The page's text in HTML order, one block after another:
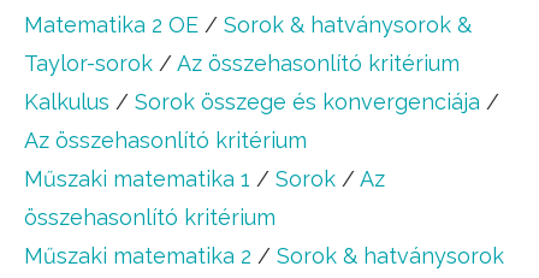
Matematika 2 OE / Sorok & hatványsorok &
Taylor-sorok / Az összehasonlító kritérium
Kalkulus / Sorok összege és konvergenciája /
Az összehasonlító kritérium
Műszaki matematika 1 / Sorok / Az
összehasonlító kritérium
Műszaki matematika 2 / Sorok & hatványsorok